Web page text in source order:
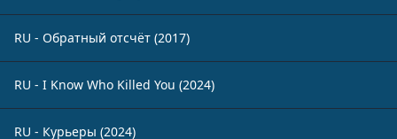
RU - Обратный отсчёт (2017)
RU - I Know Who Killed You (2024)
RU - Курьеры (2024)